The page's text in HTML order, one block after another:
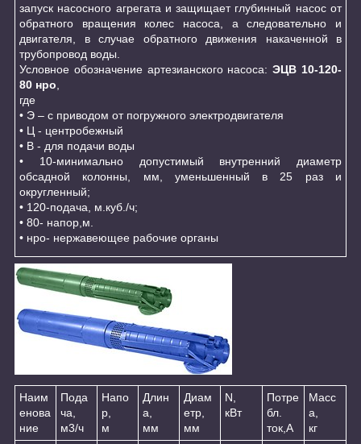
запуск насосного агрегата и защищает глубинный насос от
обратного вращения колес насоса, а следовательно и
двигателя, в случае обратного движения накаченной в
трубопровод воды.
Условное обозначение артезианского насоса:ЭЦВ 10-120-
80 нро
где
• Э – с приводом от погружного электродвигателя
• Ц - центробежный
• В - для подачи воды
• 10-минимально допустимый внутренний диаметр
обсадной колонны, мм, уменьшенный в 25 раз и
округленный;
• 120-подача, м.куб./ч;
• 80- напор,м.
• нро- нержавеющее рабочие органы
Наим
енова
ние
Пода
ча,
м3/ч
Напо
р,
м
Длин
а,
мм
Диам
етр,
мм
N,
кВт
Потре
бл.
ток,А
Масс
а,
кг